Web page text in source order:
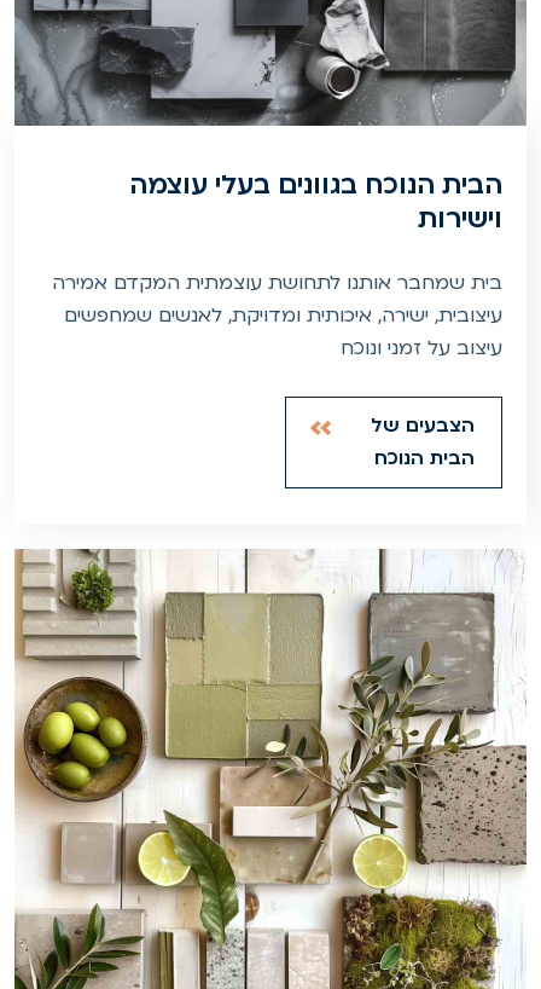
הבית הנוכח בגוונים בעלי עוצמה
וישירות
בית שמחבר אותנו לתחושת עוצמתית המקדם אמירה
עיצובית, ישירה, איכותית ומדויקת, לאנשים שמחפשים
עיצוב על זמני ונוכח
הצבעים של
הבית הנוכח